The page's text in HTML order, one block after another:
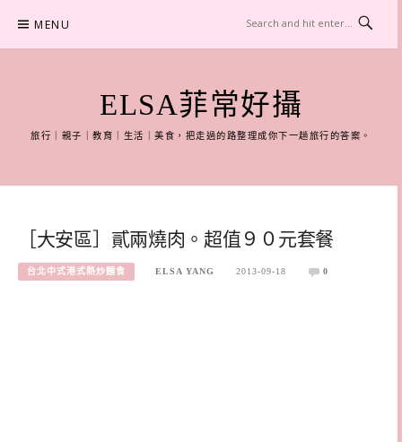
content
MENU
ELSA菲常好攝
旅行｜親子｜教育｜生活｜美食，把走過的路整理成你下一趟旅行的答案。
［大安區］貳兩燒肉。超值９０元套餐
台北中式港式熱炒麵食 ELSA YANG 2013-09-18 0